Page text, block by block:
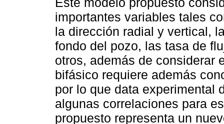
importantes variables tales
la dirección radial y vertical,
fondo del pozo, las tasa de
otros, además de considerar
bifásico requiere además
por lo que data experimental
algunas correlaciones para
propuesto representa un